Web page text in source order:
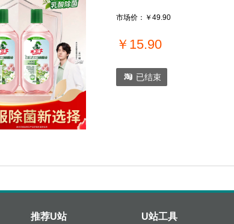
市场价： ￥49.90
￥ 15.90
 已结束
推荐U站 U站工具